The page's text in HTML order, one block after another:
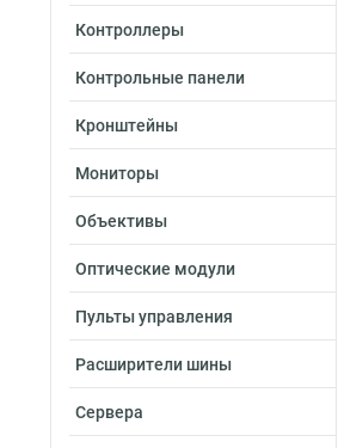
Контроллеры
Контрольные панели
Кронштейны
Мониторы
Объективы
Оптические модули
Пульты управления
Расширители шины
Сервера